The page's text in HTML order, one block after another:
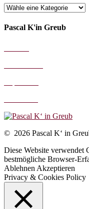
Pascal K'in Greub
© 2026 Pascal K‘ in
Diese Website verwendet
bestmögliche Browser-
Ablehnen Akzeptieren
Privacy & Cookies Policy